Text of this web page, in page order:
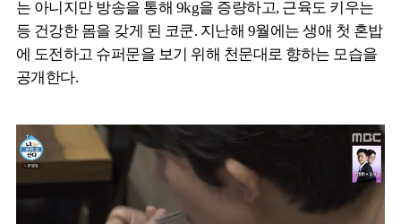
는 아니지만 방송을 통해 9kg을 증량하고, 근육도 키우는
등 건강한 몸을 갖게 된 코쿤. 지난해 9월에는 생애 첫 혼밥
에 도전하고 슈퍼문을 보기 위해 천문대로 향하는 모습을
공개한다.